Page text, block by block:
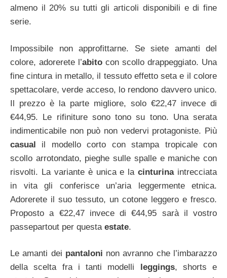
almeno il 20% su tutti gli articoli disponibili e di fine
serie.
Impossibile non approfittarne. Se siete amanti del
colore, adorerete l’abito con scollo drappeggiato. Una
fine cintura in metallo, il tessuto effetto seta e il colore
spettacolare, verde acceso, lo rendono davvero unico.
Il prezzo è la parte migliore, solo €22,47 invece di
€44,95. Le rifiniture sono tono su tono. Una serata
indimenticabile non può non vedervi protagoniste. Più
casual il modello corto con stampa tropicale con
scollo arrotondato, pieghe sulle spalle e maniche con
risvolti. La variante è unica e lacinturinaintrecciata
in vita gli conferisce un’aria leggermente etnica.
Adorerete il suo tessuto, un cotone leggero e fresco.
Proposto a €22,47 invece di €44,95 sarà il vostro
passepartout per questa estate.
Le amanti dei pantaloni non avranno che l’imbarazzo
della scelta fra i tanti modelli
leggings, shorts e